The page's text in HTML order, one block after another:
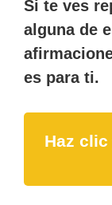
Si te ves
alguna de
es para ti.
Haz